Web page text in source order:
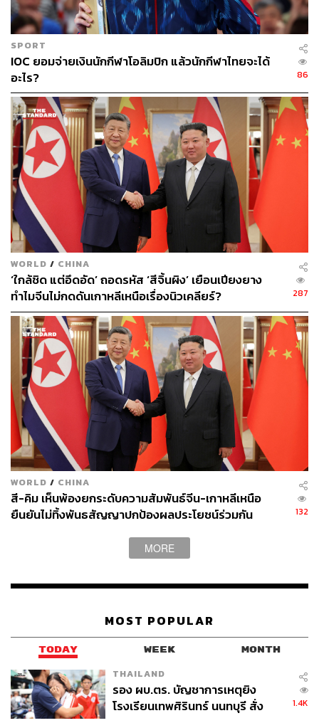
อ้างอิง:
https://nationalpost.com/sports/olympics/north-korea
n-player-has-some-regrets-after-winning-countrys-firs
t-medal-in-eight-years
https://www.facebook.com/thestandards
port
YouTube :
Sport
TikTok :https://www.tiktok.com/@thestandardsport
Instagram :https://www.instagram.com/thestandards
SPORT
IOC ยอมจ่ายเงินนักกีฬาโอลิมปิก แล้วนักกีฬาไทยจะได้
อะไร?
86
WORLD / CHINA
‘ใกล้ชิด แต่อึดอัด’ ถอดรหัส ‘สีจิ้นผิง’ เยือนเปียงยาง
ทำไมจีนไม่กดดันเกาหลีเหนือเรื่องนิวเคลียร์?
287
WORLD / CHINA
สี-คิม เห็นพ้องยกระดับความสัมพันธ์จีน-เกาหลีเหนือ
ยืนยันไม่ทิ้งพันธสัญญาปกป้องผลประโยชน์ร่วมกัน
132
MORE
MOST POPULAR
TODAY WEEK MONTH
THAILAND
รอง ผบ.ตร. บัญชาการเหตุยิง
โรงเรียนเทพศิรินทร์ นนทบุรี สั่ง
1.4K